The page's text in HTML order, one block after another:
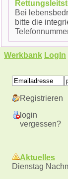
Bei
bitte die
Werkbank LogIn
Registrieren
login
vergessen?
Aktuelles
Dienstag